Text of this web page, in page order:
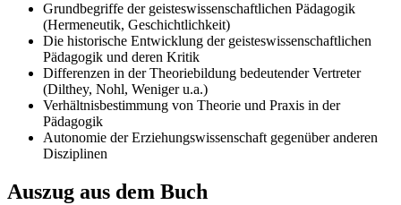
Grundbegriffe der geisteswissenschaftlichen Pädagogik
(Hermeneutik, Geschichtlichkeit)
Die historische Entwicklung der geisteswissenschaftlichen
Pädagogik und deren Kritik
Differenzen in der Theoriebildung bedeutender Vertreter
(Dilthey, Nohl, Weniger u.a.)
Verhältnisbestimmung von Theorie und Praxis in der
Pädagogik
Autonomie der Erziehungswissenschaft gegenüber anderen
Disziplinen
Auszug aus dem Buch